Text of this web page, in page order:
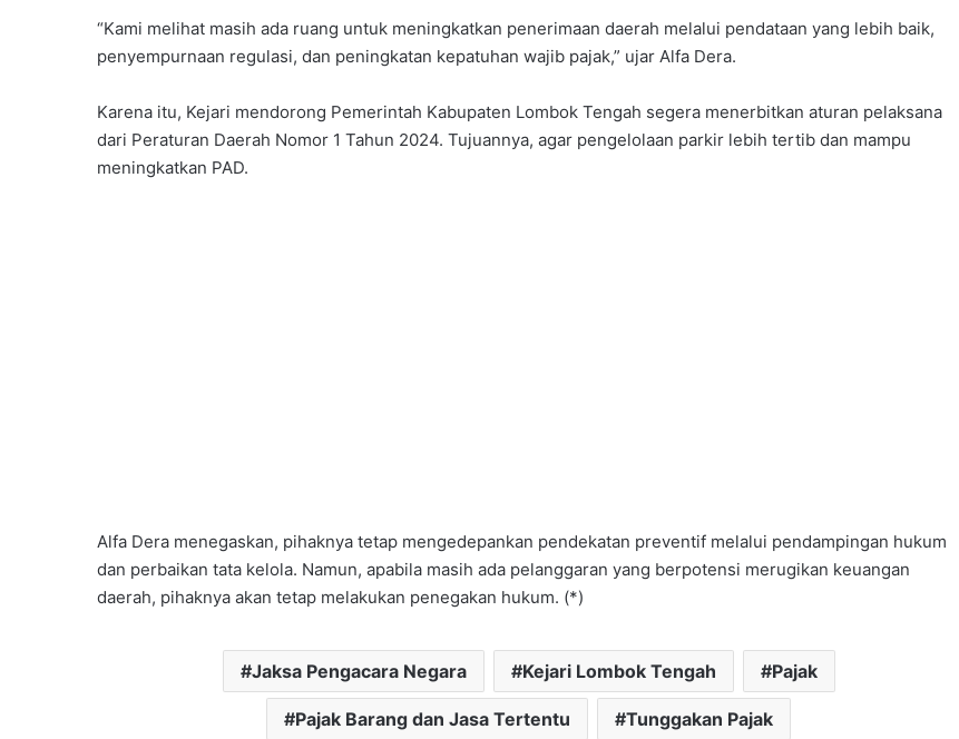
“Kami melihat masih ada ruang untuk meningkatkan penerimaan daerah melalui pendataan yang lebih baik,
penyempurnaan regulasi, dan peningkatan kepatuhan wajib pajak,” ujar Alfa Dera.
Karena itu, Kejari mendorong Pemerintah Kabupaten Lombok Tengah segera menerbitkan aturan pelaksana
dari Peraturan Daerah Nomor 1 Tahun 2024. Tujuannya, agar pengelolaan parkir lebih tertib dan mampu
meningkatkan PAD.
Alfa Dera menegaskan, pihaknya tetap mengedepankan pendekatan preventif melalui pendampingan hukum
dan perbaikan tata kelola. Namun, apabila masih ada pelanggaran yang berpotensi merugikan keuangan
daerah, pihaknya akan tetap melakukan penegakan hukum. (*)
Jaksa Pengacara Negara Kejari Lombok Tengah Pajak
Pajak Barang dan Jasa Tertentu Tunggakan Pajak